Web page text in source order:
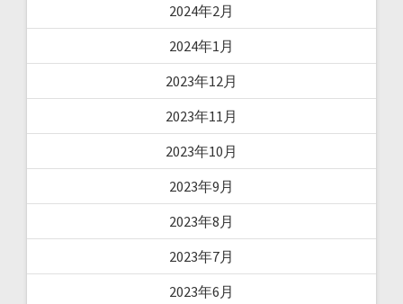
2024年2月
2024年1月
2023年12月
2023年11月
2023年10月
2023年9月
2023年8月
2023年7月
2023年6月